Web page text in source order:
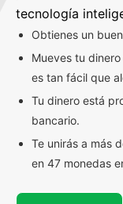
tecnología
Obtienes un
Mueves tu
es tan fácil que
Tu dinero está
bancario.
Te unirás a más
en 47 monedas